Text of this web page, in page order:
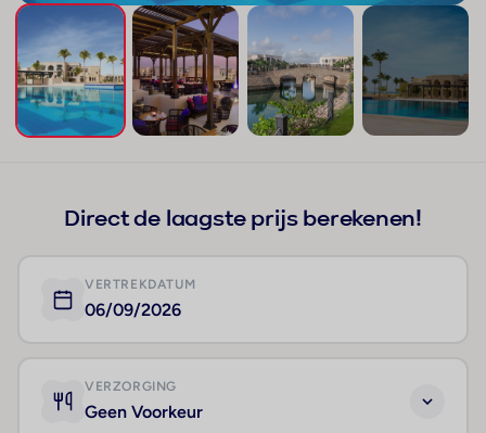
Direct de laagste prijs berekenen!
VERTREKDATUM
06/09/2026
VERZORGING
Geen Voorkeur